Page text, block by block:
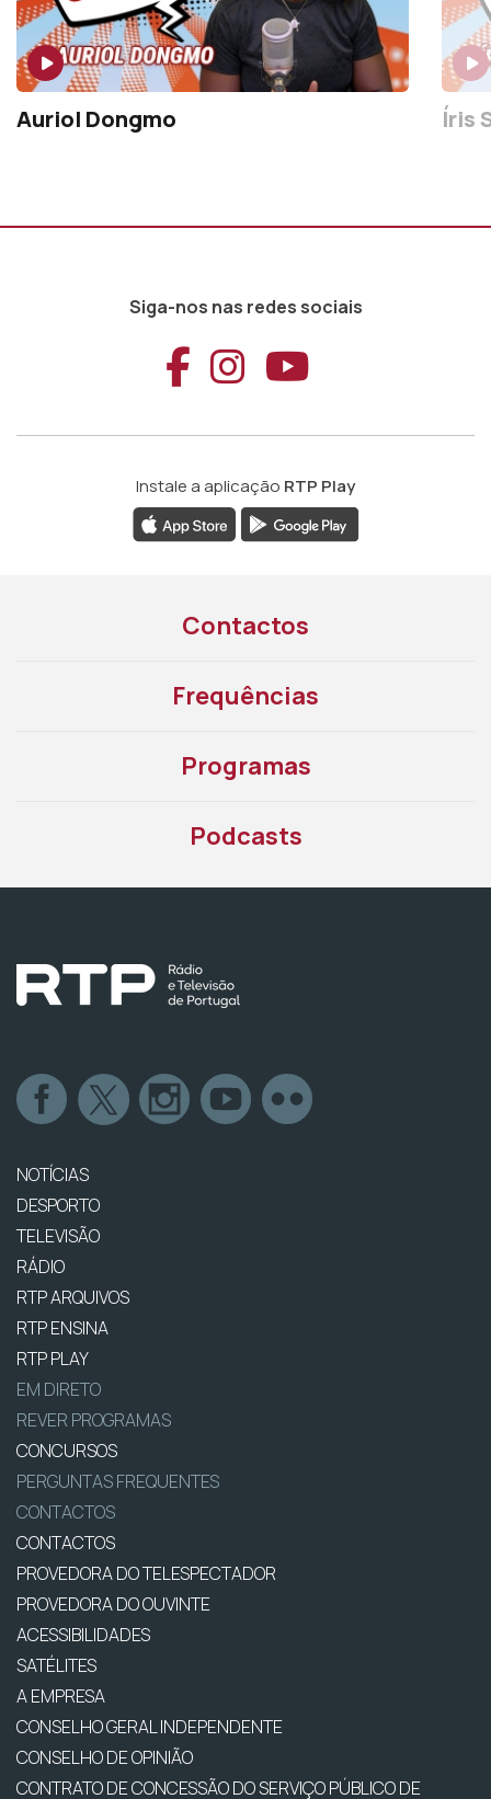
Auriol Dongmo Íris
Siga-nos nas redes sociais
Aceder ao
Aceder ao
Aceder
Instale a aplicação RTP Play
Contactos
Frequências
Programas
Podcasts
NOTÍCIAS
DESPORTO
TELEVISÃO
RÁDIO
RTP ARQUIVOS
RTP ENSINA
RTP PLAY
EM DIRETO
REVER PROGRAMAS
CONCURSOS
PERGUNTAS FREQUENTES
CONTACTOS
CONTACTOS
PROVEDORA DO TELESPECTADOR
PROVEDORA DO OUVINTE
ACESSIBILIDADES
SATÉLITES
A EMPRESA
CONSELHO GERAL INDEPENDENTE
CONSELHO DE OPINIÃO
CONTRATO DE CONCESSÃO DO SERVIÇO PÚBLICO DE